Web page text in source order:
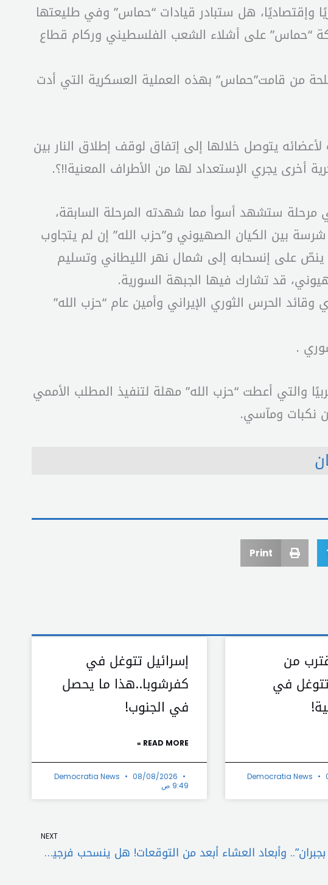
وإقتصاديًا، هل ستبادر قيادات “حماس” وفي طليعتها
“حماس” على أشلاء الشعب الفلسطيني وركام قطاع
من قامت”حماس” بهذه العملية العسكرية التي أدت
يتوصل خلالها إلى إتفاق لوقف إطلاق النار بين
أخرى يجري الإستعداد لها من الأطراف المعنية!!؟.
مرحلة ستشهد أسوأ مما شهدته المرحلة السابقة،
بين الكيان الصهيوني و”حزب الله” إن لم يتجاوب
دوليون لإقناع الحزب بتنفيذ قرار ١٧٠١ الأممي الذي ينصّ على إنسحابه إلى شمال نهر الليطاني وتسليم
قد تشارك فيها الجبهة السورية.
الحرس الثوري الإيراني وأمين عام “حزب الله”
.
والتي أعطت “حزب الله” مهلة لتنفيذ المطلب الأممي
Print
من
في
Democratia News
إسرائيل تتوغل في
كفرشوبا..هذا ما يحصل
في الجنوب!
READ MORE »
Democratia News
08/08/2026
9:49 ص
NEXT
لقاء اليرزة “نكاية بجبران”.. وأبعاد العشاء أبعد من التوقعات! هل ينسحب فرجية لصالح عون رئاسياً؟